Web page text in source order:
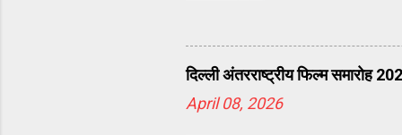
दिल्ली अंतरराष्ट्रीय फिल्म समारोह
April 08, 2026